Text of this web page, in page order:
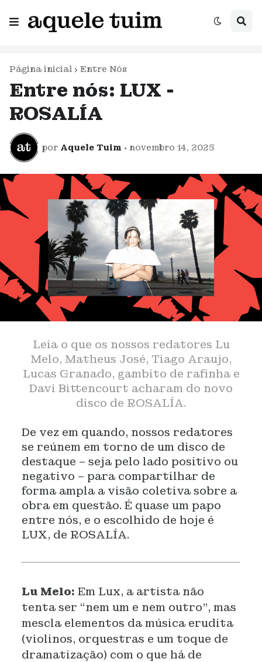
Página inicial Entre Nós
Entre nós: LUX -
ROSALÍA
por Aquele Tuim • novembro 14, 2025
Leia o que os nossos redatores Lu
Melo, Matheus José, Tiago Araujo,
Lucas Granado, gambito de rafinha e
Davi Bittencourt acharam do novo
disco de ROSALÍA.
De vez em quando, nossos redatores
se reúnem em torno de um disco de
destaque – seja pelo lado positivo ou
negativo – para compartilhar de
forma ampla a visão coletiva sobre a
obra em questão. É quase um papo
entre nós, e o escolhido de hoje é
LUX, de ROSALÍA.
Lu Melo: Em Lux, a artista não
tenta ser “nem um e nem outro”, mas
mescla elementos da música erudita
(violinos, orquestras e um toque de
dramatização) com o que há de